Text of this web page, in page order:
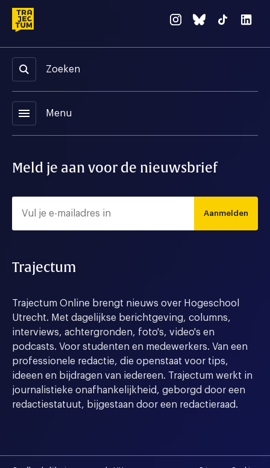
Zoeken
menu Menu
Meld je aan voor de nieuwsbrief
Aanmelden
Trajectum
Trajectum Online brengt nieuws over Hogeschool
Utrecht. Met dagelijkse berichtgeving, columns,
interviews, achtergronden, foto's, video's en
podcasts. Voor studenten en medewerkers. Van een
professionele redactie, die openstaat voor tips,
ideeen en bijdragen van iedereen. Trajectum werkt in
journalistieke onafhankelijkheid, geborgd door een
redactiestatuut, bijgestaan door een redactieraad.